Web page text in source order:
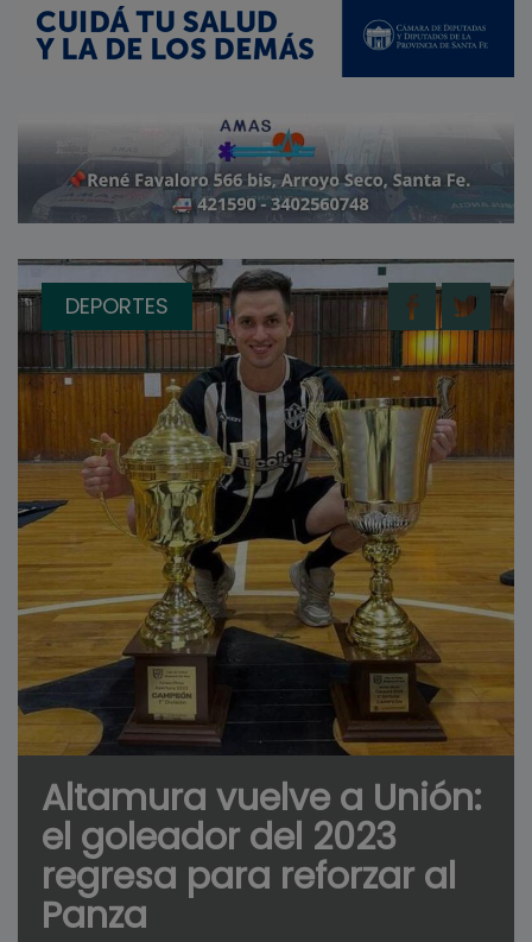
DEPORTES
Altamura vuelve a Unión:
el goleador del 2023
regresa para reforzar al
Panza